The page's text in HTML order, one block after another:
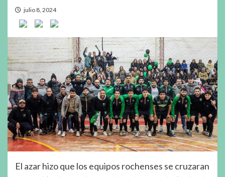
julio 8, 2024
El azar hizo que los equipos rochenses se cruzaran